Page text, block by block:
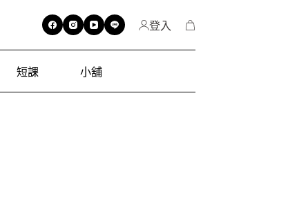
登入
短課 小舖